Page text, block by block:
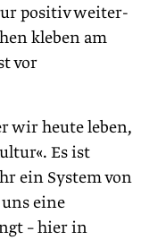
positiv weiter­
kleben am
vor
wir heute leben,
Es ist
ein System von
eine
– hier in